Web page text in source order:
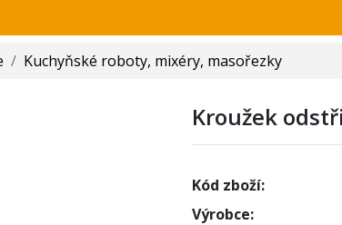
/ Kuchyňské roboty, mixéry, masořezky
Kroužek
Kód zboží:
Výrobce: